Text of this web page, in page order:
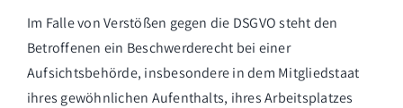
Im Falle von Verstößen gegen die DSGVO steht den
Betroffenen ein Beschwerderecht bei einer
Aufsichtsbehörde, insbesondere in dem Mitgliedstaat
ihres gewöhnlichen Aufenthalts, ihres Arbeitsplatzes